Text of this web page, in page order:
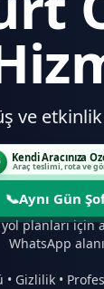
ve
Kendi Aracınıza
Araç teslimi, rota ve
📞Aynı Gün
yol planları
WhatsApp
Gizlilik •